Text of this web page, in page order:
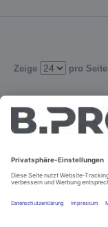
Zeige pro Seite
2